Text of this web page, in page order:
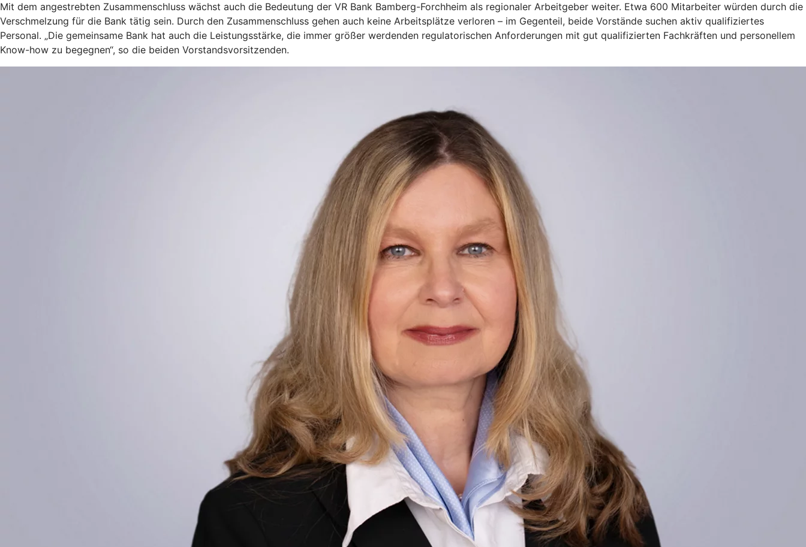
Mit dem angestrebten Zusammenschluss wächst auch die Bedeutung der VR Bank Bamberg-Forchheim als regionaler Arbeitgeber weiter. Etwa 600 Mitarbeiter würden durch die
Verschmelzung für die Bank tätig sein. Durch den Zusammenschluss gehen auch keine Arbeitsplätze verloren – im Gegenteil, beide Vorstände suchen aktiv qualifiziertes
Personal. „Die gemeinsame Bank hat auch die Leistungsstärke, die immer größer werdenden regulatorischen Anforderungen mit gut qualifizierten Fachkräften und personellem
Know-how zu begegnen“, so die beiden Vorstandsvorsitzenden.